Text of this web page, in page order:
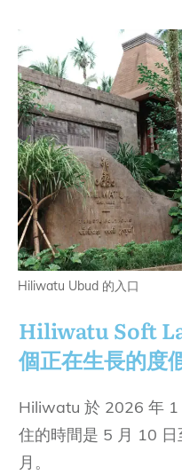
Hiliwatu Ubud 的入口
Hiliwatu Soft
個正在生長的度
Hiliwatu 於 2026 年 1
住的時間是 5 月 10
月。